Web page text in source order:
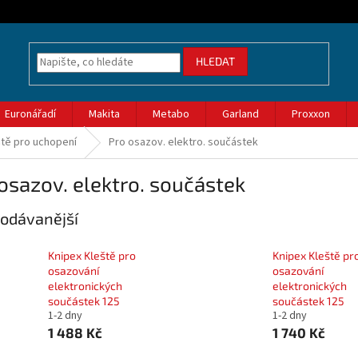
HLEDAT
Euronářadí Makita Metabo Garland Proxxon
pro uchopení Pro osazov. elektro. součástek
elektro. součástek
Knipex Kleště pro
osazování
elektronických
součástek 125
1-2 dny
1 488 Kč
Knipex Kleště
osazování
elektronických
součástek 125
1-2 dny
1 740 Kč